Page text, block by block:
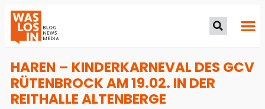
HAREN – KINDERKARNEVAL DES GCV
RÜTENBROCK AM 19.02. IN DER
REITHALLE ALTENBERGE